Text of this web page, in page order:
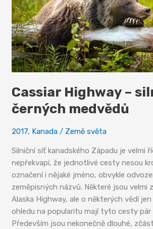
Cassiar Highway –
černých medvědů
2017, Kanada / Země světa
Silniční síť kanadského Západu je velmi
nepřekvapí, že jednotlivé cesty nesou
označení i nějaké jméno, obvykle
zeměpisných názvů. Některé jsou velmi
Alaska Highway, ale o některých vědí
ohledu na popularitu mají tyto cesty pár
Především jsou nekonečně dlouhé,